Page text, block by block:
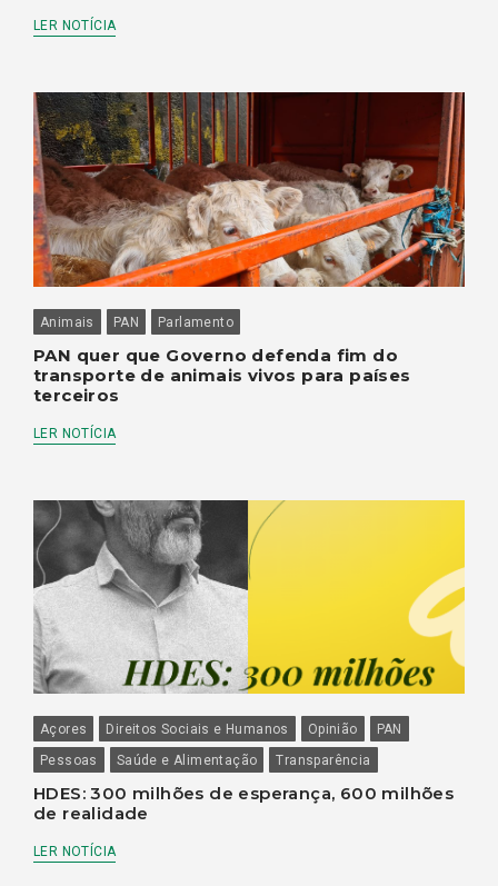
LER NOTÍCIA
Animais PAN Parlamento
PAN quer que Governo defenda fim do
transporte de animais vivos para países
terceiros
LER NOTÍCIA
Açores Direitos Sociais e Humanos Opinião
PAN
Pessoas
Saúde e Alimentação Transparência
HDES: 300 milhões de esperança, 600 milhões
de realidade
LER NOTÍCIA